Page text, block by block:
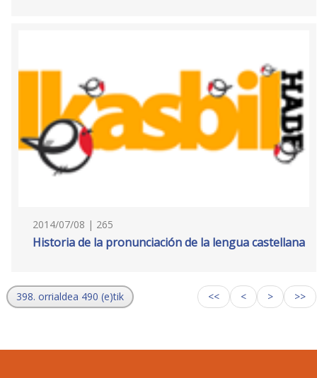
2014/07/08 | 265
Historia de la pronunciación de la lengua castellana
398. orrialdea 490 (e)tik << < > >>